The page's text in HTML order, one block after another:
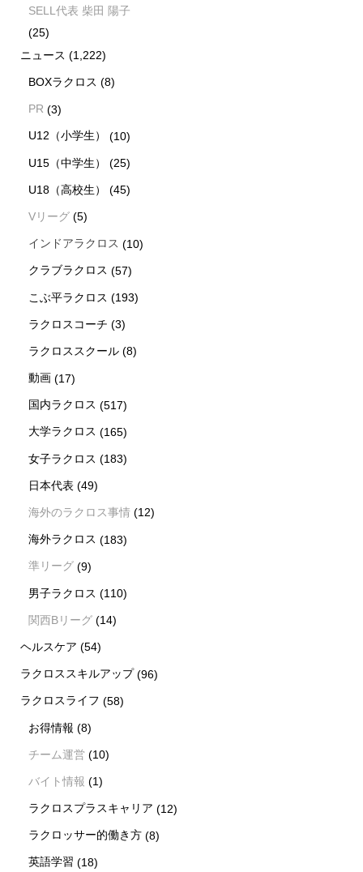
SELL代表 柴田 陽子
(25)
ニュース (1,222)
BOXラクロス (8)
PR (3)
U12（小学生） (10)
U15（中学生） (25)
U18（高校生） (45)
Vリーグ (5)
インドアラクロス (10)
クラブラクロス (57)
こぶ平ラクロス (193)
ラクロスコーチ (3)
ラクロススクール (8)
動画 (17)
国内ラクロス (517)
大学ラクロス (165)
女子ラクロス (183)
日本代表 (49)
海外のラクロス事情 (12)
海外ラクロス (183)
準リーグ (9)
男子ラクロス (110)
関西Bリーグ (14)
ヘルスケア (54)
ラクロススキルアップ(96)
ラクロスライフ (58)
お得情報 (8)
チーム運営 (10)
バイト情報 (1)
ラクロスプラスキャリア (12)
ラクロッサー的働き方 (8)
英語学習 (18)
新着情報